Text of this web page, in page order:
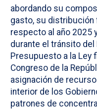
abordando su
gasto, su distribución
respecto al año 2025
durante el tránsito
Presupuesto a la Ley
Congreso de la
asignación de
interior de los
patrones de